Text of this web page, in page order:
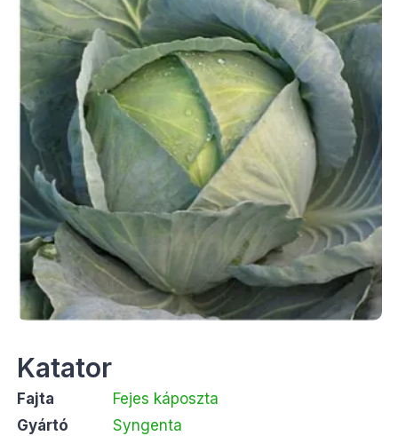
Katator
Fajta
Fejes káposzta
Gyártó
Syngenta